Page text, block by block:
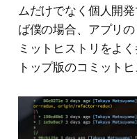
ムだけでなく個人開
ば僕の場合、アプリ
ミットヒストリをよ
トップ版のコミット